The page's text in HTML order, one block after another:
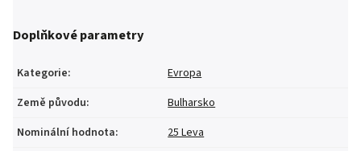
Doplňkové parametry
Kategorie:
Evropa
Země původu:
Bulharsko
Nominální hodnota:
25 Leva